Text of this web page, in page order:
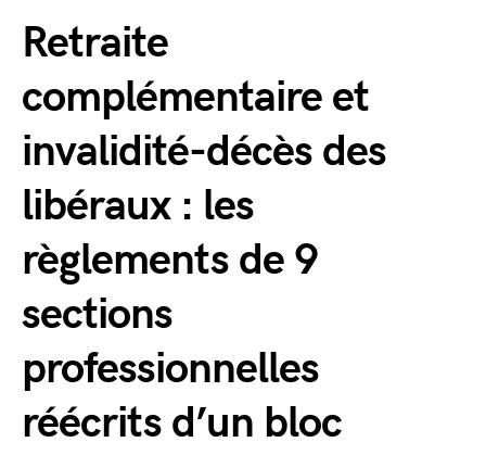
Retraite
complémentaire et
invalidité-décès des
libéraux : les
règlements de 9
sections
professionnelles
réécrits d’un bloc